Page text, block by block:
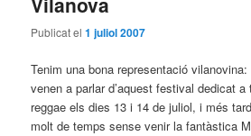
Publicat el1 juliol 2007
Tenim una bona representació
venen a parlar d’aquest festival dedicat
reggae els dies 13 i 14 de juliol, i més
molt de temps sense venir la fantàstica